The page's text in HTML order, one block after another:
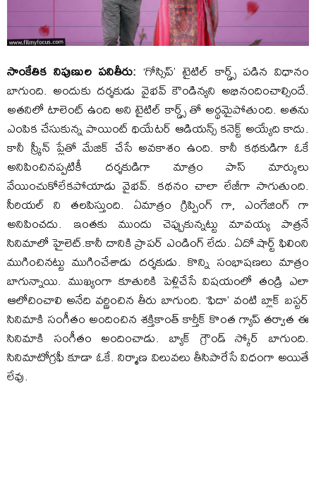
సాంకేతిక నిపుణుల పనితీరు: ‘గోస్సిప్’ టైటిల్ కార్డ్స్ పడిన విధానం
బాగుంది. అందుకు దర్శకుడు వైభవ్ కౌండిన్యని అభినందించాల్సిందే.
అతనిలో టాలెంట్ ఉంది అని టైటిల్ కార్డ్స్ తో అర్థమైపోతుంది. అతను
ఎంపిక చేసుకున్న పాయింట్ థియేటర్ ఆడియన్స్ కనెక్ట్ అయ్యేది కాదు.
కానీ స్క్రీన్ ప్లేతో మేజిక్ చేసే అవకాశం ఉంది. కానీ కథకుడిగా ఓకే
అనిపించినప్పటికీ దర్శకుడిగా మాత్రం పాస్ మార్కులు
వేయించుకోలేకపోయాడు వైభవ్. కథనం చాలా లేజీగా సాగుతుంది.
సీరియల్ ని తలపిస్తుంది. ఏమాత్రం గ్రిప్పింగ్ గా, ఎంగేజింగ్ గా
అనిపించదు. ఇంతకు ముందు చెప్పుకున్నట్టు మావయ్య పాత్రనే
సినిమాలో హైలెట్.కానీ దానికి ప్రాపర్ ఎండింగ్ లేదు. ఏదో షార్ట్ ఫిలింని
ముగించినట్టు ముగించేశాడు దర్శకుడు. కొన్ని సంభాషణలు మాత్రం
బాగున్నాయి. ముఖ్యంగా కూతురికి పెళ్లిచేసే విషయంలో తండ్రి ఎలా
ఆలోచించాలి అనేది వర్ణించిన తీరు బాగుంది. ‘ఫిదా’ వంటి బ్లాక్ బస్టర్
సినిమాకి సంగీతం అందించిన శక్తికాంత్ కార్తీక్ కొంత గ్యాప్ తర్వాత ఈ
సినిమాకి సంగీతం అందించాడు. బ్యాక్ గ్రౌండ్ స్కోర్ బాగుంది.
సినిమాటోగ్రఫీ కూడా ఓకే. నిర్మాణ విలువలు తీసిపారేసే విధంగా అయితే
లేవు.